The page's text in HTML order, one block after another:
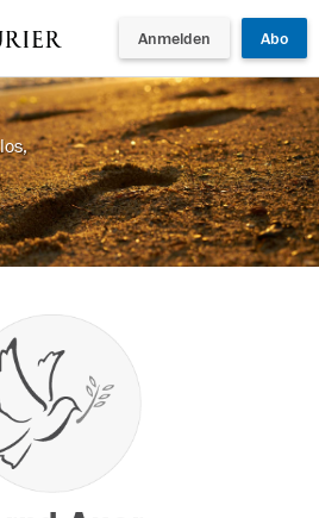
Anmelden Abo